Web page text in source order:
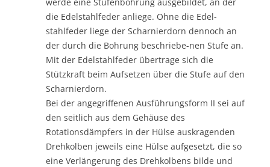
die Edelstahlfeder anliege. Ohne die Edel-
stahlfeder liege der Scharnierdorn dennoch an
der durch die Bohrung beschriebe-nen Stufe an.
Mit der Edelstahlfeder übertrage sich die
Stützkraft beim Aufsetzen über die Stufe auf den
Scharnierdorn.
Bei der angegriffenen Ausführungsform II sei auf
den seitlich aus dem Gehäuse des
Rotationsdämpfers in der Hülse auskragenden
Drehkolben jeweils eine Hülse aufgesetzt, die so
eine Verlängerung des Drehkolbens bilde und